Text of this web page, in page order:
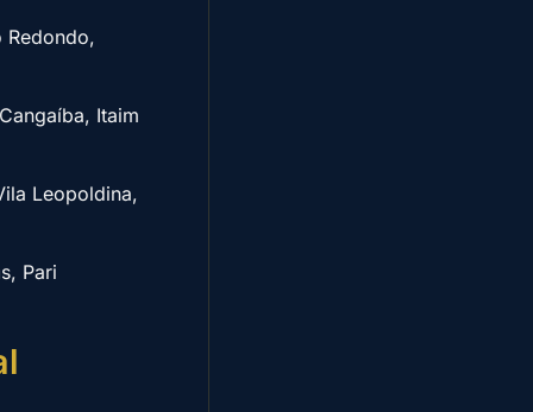
Redondo,
Itaim
Leopoldina,
Pari